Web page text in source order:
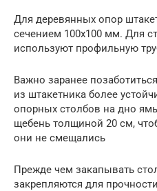
Для деревянных опор
сечением 100х100 мм. Для
используют профильную
Важно заранее
из штакетника более
опорных столбов на дно
щебень толщиной 20 см,
они не смещались
Прежде чем закапывать
закрепляются для